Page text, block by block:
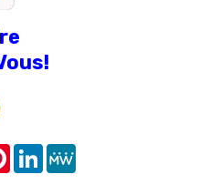
Pinterest
LinkedIn